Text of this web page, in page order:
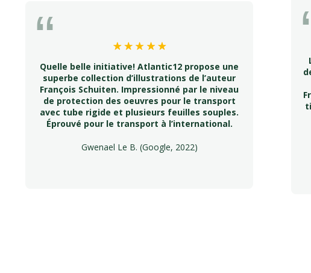
Quelle belle initiative! Atlantic12 propose une
superbe collection d’illustrations de l’auteur
François Schuiten. Impressionné par le niveau
de protection des oeuvres pour le transport
avec tube rigide et plusieurs feuilles souples.
Éprouvé pour le transport à l’international.
Gwenael Le B. (Google, 2022)